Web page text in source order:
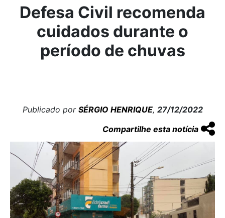
Defesa Civil recomenda
cuidados durante o
período de chuvas
Publicado por SÉRGIO HENRIQUE, 27/12/2022
Compartilhe esta notícia